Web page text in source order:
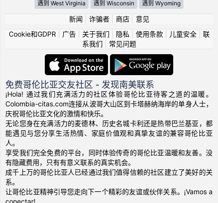
遇到 West Virginia 遇到 Wisconsin 遇到 Wyoming
新闻 诈骗者| 商店| 意见
Cookie和GDPR
广告| 关于我们 隐私 使用条款| 儿童安全| 联
系我们
常见问题
免费哥伦比亚交友社区 - 发现南美联系
¡Hola! 通过我们充满活力的社区体验哥伦比亚待客之道的温暖。
Colombia-citas.com连接从波哥大山区到卡塔赫纳海岸的单身人士，
庆祝哥伦比亚文化的激情和快乐。
无论您身在充满活力的麦德林、历史名城卡利还是热带巴兰基亚，都
能遇见与您分享生活热情、家庭价值观和真挚友谊的兼容哥伦比亚
人。
享受我们完全免费的平台，同时体验传奇的哥伦比亚温暖和友善。没
有隐藏费用，只有有意义联系的真实机会。
成千上万的哥伦比亚人已经通过我们值得信赖的社区建立了美好的关
系。
让哥伦比亚精神引导您走向下一个精彩的友谊或伙伴关系。¡Vamos a
conectar!